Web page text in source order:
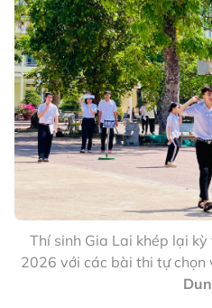
Thí sinh Gia Lai khép lại
2026 với các bài thi tự chọn